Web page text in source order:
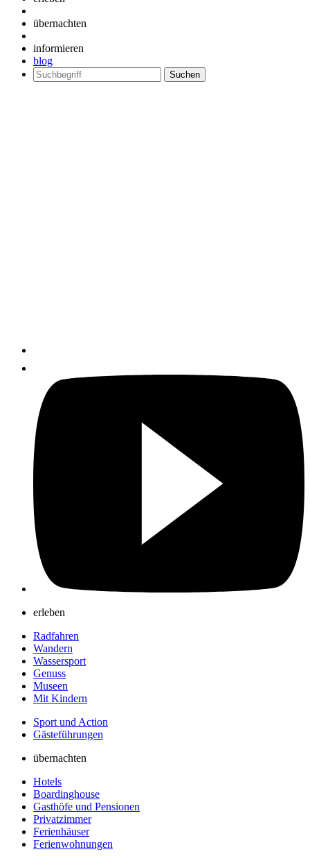
übernachten
informieren
blog
Suchen
nach:
erleben
Radfahren
Wandern
Wassersport
Genuss
Museen
Mit Kindern
Sport und Action
Gästeführungen
übernachten
Hotels
Boardinghouse
Gasthöfe und Pensionen
Privatzimmer
Ferienhäuser
Ferienwohnungen